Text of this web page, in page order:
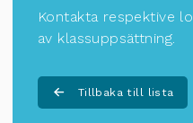
Kontakta respektive
av klassuppsättning.
Tillbaka till lista